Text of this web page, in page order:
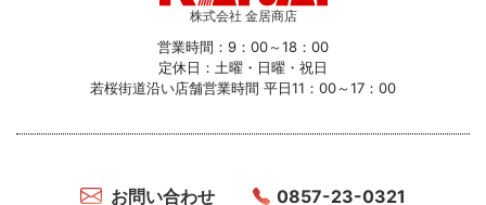
株式会社 金居商店
営業時間：9：00～18：00
定休日：土曜・日曜・祝日
若桜街道沿い店舗営業時間 平日11：00～17：00
お問い合わせ 0857-23-0321